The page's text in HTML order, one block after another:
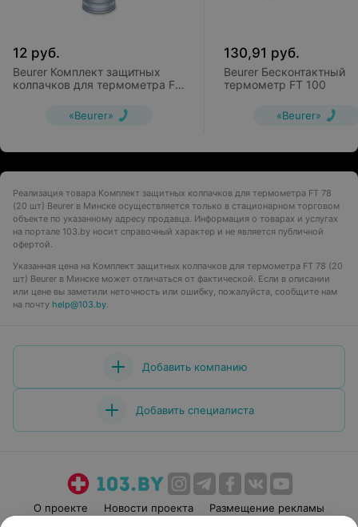
12 руб.
Beurer Комплект защитных
колпачков для термометра FT
«Beurer»
130,91 руб.
Beurer Бесконтактный
термометр FT 100
«Beurer»
Реализация товара Комплект защитных колпачков для термометра FT 78
(20 шт) Beurer в Минске осуществляется только в стационарном торговом
объекте по указанному адресу продавца. Информация о товарах и услугах
на портале 103.by носит справочный характер и не является публичной
офертой.
Указанная цена на Комплект защитных колпачков для термометра FT 78 (20
шт) Beurer в Минске может отличаться от фактической. Если в описании
или цене вы заметили неточность или ошибку, пожалуйста, сообщите нам
на почту help@103.by.
Добавить компанию
Добавить специалиста
О проекте Новости проекта
Размещение рекламы